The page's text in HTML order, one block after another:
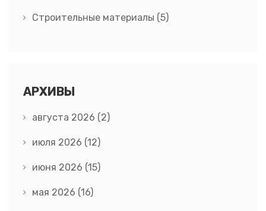
Строительные материалы (5)
АРХИВЫ
августа 2026 (2)
июля 2026 (12)
июня 2026 (15)
мая 2026 (16)